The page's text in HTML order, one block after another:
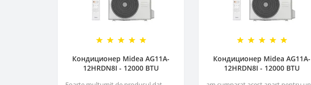
Кондиционер Midea AG11A-
12HRDN8I - 12000 BTU
Кондиционер Midea AG11A-
12HRDN8I - 12000 BTU